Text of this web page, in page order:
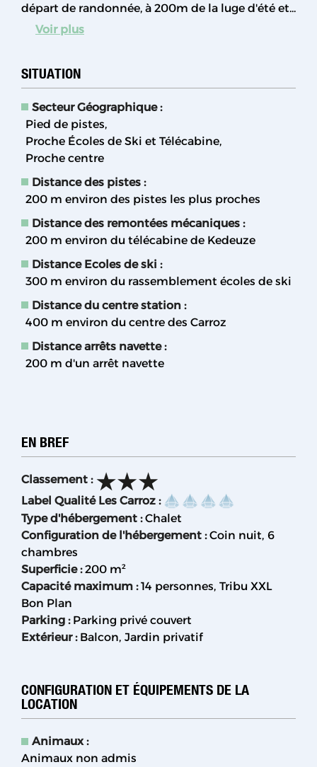
départ de randonnée, à 200m de la luge d'été et...
Voir plus
SITUATION
Secteur Géographique :
Pied de pistes
Proche Écoles de Ski et Télécabine
Proche centre
Distance des pistes :
200 m environ des pistes les plus proches
Distance des remontées mécaniques :
200 m environ du télécabine de Kedeuze
Distance Ecoles de ski :
300 m environ du rassemblement écoles de ski
Distance du centre station :
400 m environ du centre des Carroz
Distance arrêts navette :
200 m d'un arrêt navette
EN BREF
Classement :
Label Qualité Les Carroz :
Type d'hébergement : Chalet
Configuration de l'hébergement : Coin nuit 6
chambres
Superficie: 200 m²
Capacité maximum : 14 personnes Tribu XXL
Bon Plan
Parking : Parking privé couvert
Extérieur: Balcon Jardin privatif
CONFIGURATION ET ÉQUIPEMENTS DE LA
LOCATION
Animaux :
Animaux non admis